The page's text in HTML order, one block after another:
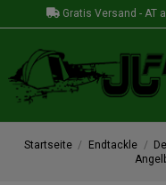
Gratis Versand - AT
Startseite Endtackle